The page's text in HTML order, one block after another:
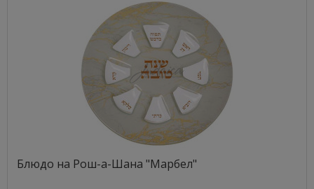
Блюдо на Рош-а-Шана "Марбел"